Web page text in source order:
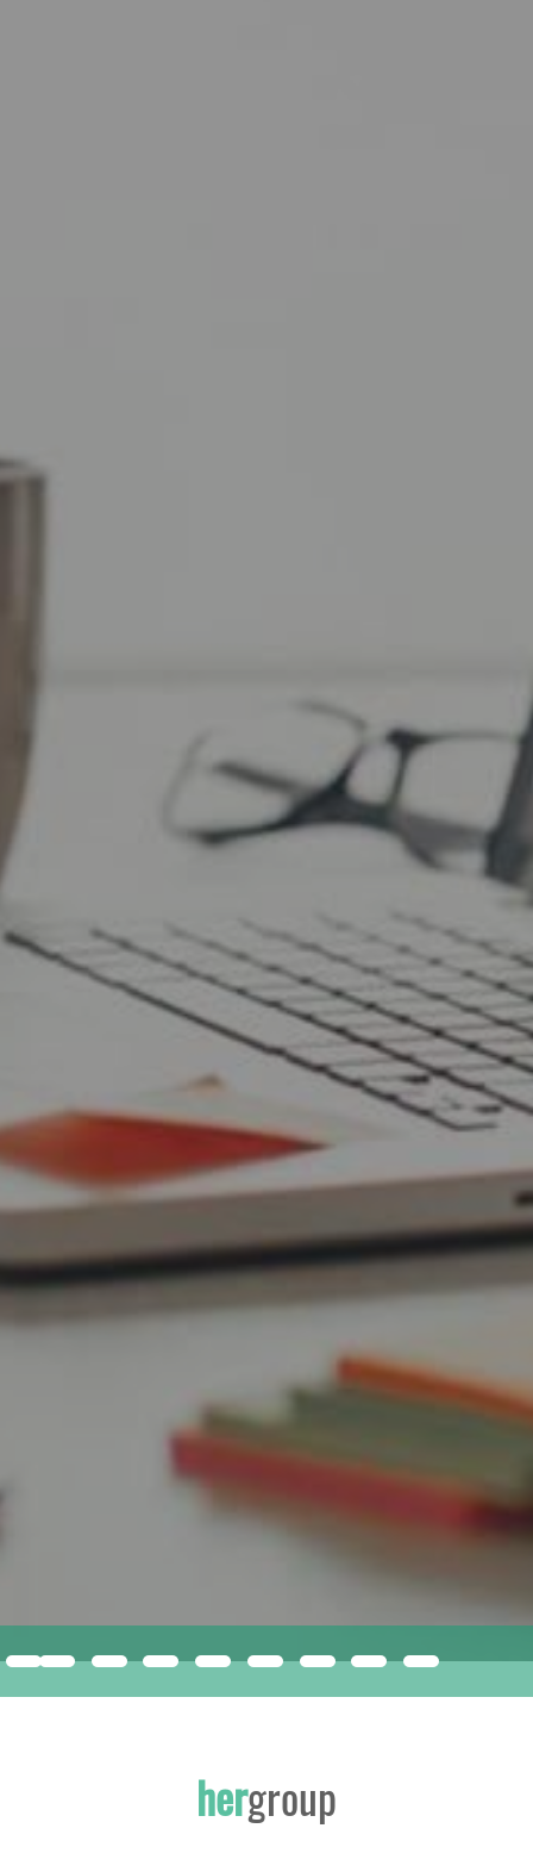
ISMERJE MEG A JÖVŐ ÉPÍTŐANYAGÁT!
INNOVATÍV, SOKOLDALÚ EPS KIZÁRÓLAG A HERGROUP-NÁL
hergroup